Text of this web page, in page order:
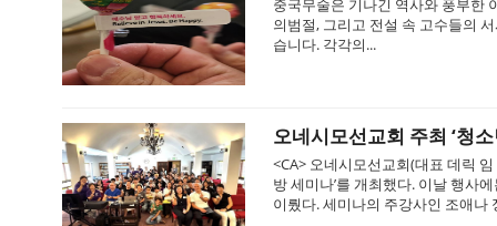
중국무술은 기나긴 역사와 풍부한
의범절, 그리고 전설 속 고수들의
습니다. 각각의...
오네시모선교회 주최 ‘청
<CA> 오네시모선교회(대표 데릭
방 세미나’를 개최했다. 이날 행사
이뤘다. 세미나의 주강사인 조애나